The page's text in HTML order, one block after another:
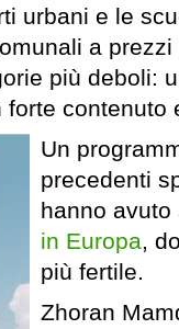
urbani e le
a
più deboli:
contenuto
Un
precedenti
hanno
in Europa,
più fertile.
Zhoran